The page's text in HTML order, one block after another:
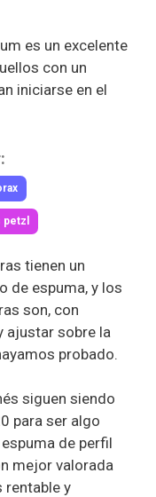
es un excelente
con un
iniciarse en el
tienen un
de espuma, y los
son, con
ajustar sobre la
probado.
siguen siendo
para ser algo
de perfil
mejor valorada
rentable y